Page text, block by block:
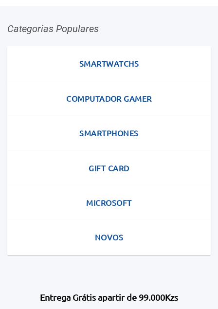
Categorias Populares
SMARTWATCHS
COMPUTADOR GAMER
SMARTPHONES
GIFT CARD
MICROSOFT
NOVOS
Entrega Grátis apartir de 99.000Kzs